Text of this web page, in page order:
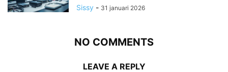
Sissy - 31 januari 2026
NO COMMENTS
LEAVE A REPLY